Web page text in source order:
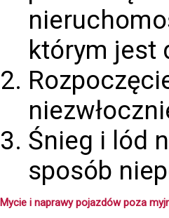
którym jest
Śnieg i lód
sposób
Mycie i naprawy pojazdów poza